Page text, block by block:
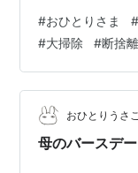
ョン。 なのに期
独身男性バツ２
最下層で生きて
事も休みですが
降、 断酒してる
しと土曜日の…
#おひとりさま
#大掃除 #断捨離
おひとりうさ
母のバースデ